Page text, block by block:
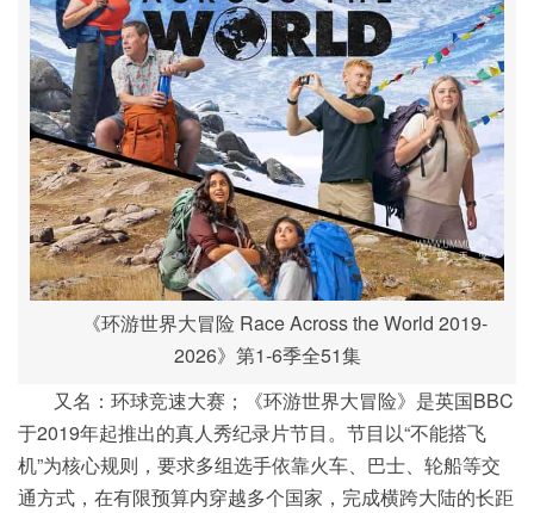
《环游世界大冒险 Race Across the World 2019-
2026》第1-6季全51集
又名：环球竞速大赛；《环游世界大冒险》是英国BBC
于2019年起推出的真人秀纪录片节目。节目以“不能搭飞
机”为核心规则，要求多组选手依靠火车、巴士、轮船等交
通方式，在有限预算内穿越多个国家，完成横跨大陆的长距